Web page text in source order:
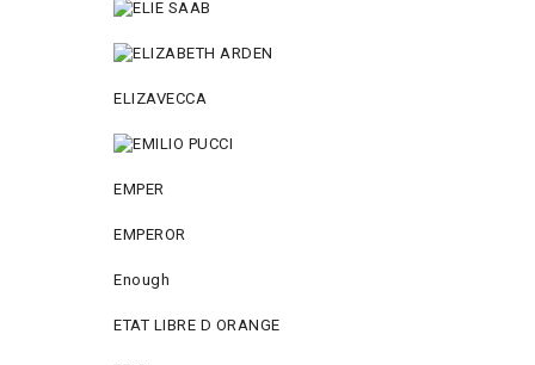
ELIZAVECCA
EMPER
EMPEROR
Enough
ETAT LIBRE D ORANGE